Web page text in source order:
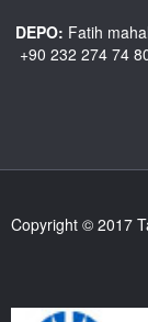
DEPO: Fatih
+90 232 274 74
Copyright © 2017